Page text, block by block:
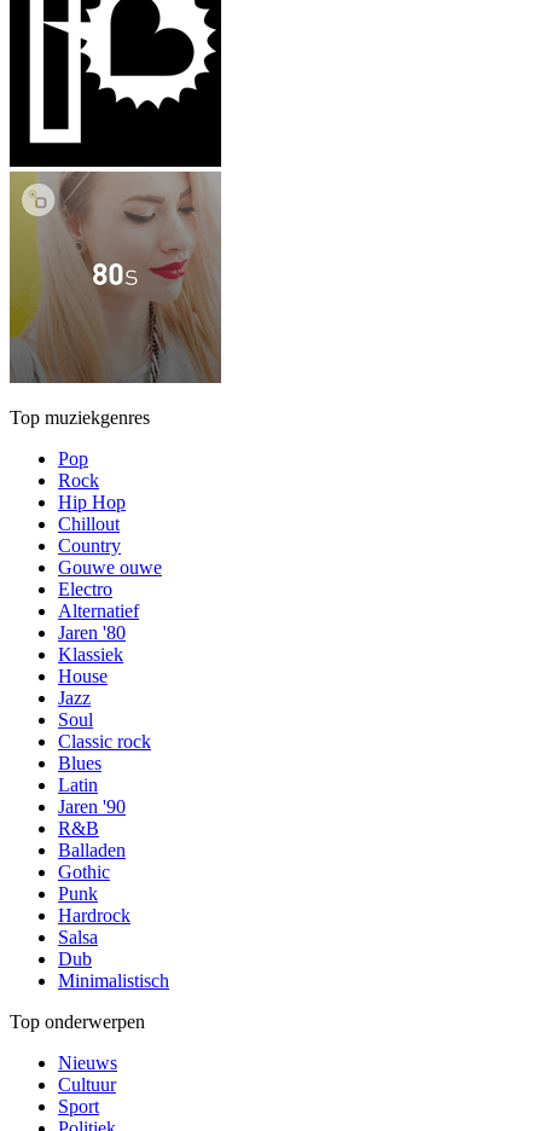
Top muziekgenres
Pop
Rock
Hip Hop
Chillout
Country
Gouwe ouwe
Electro
Alternatief
Jaren '80
Klassiek
House
Jazz
Soul
Classic rock
Blues
Latin
Jaren '90
R&B
Balladen
Gothic
Punk
Hardrock
Salsa
Dub
Minimalistisch
Top onderwerpen
Nieuws
Cultuur
Sport